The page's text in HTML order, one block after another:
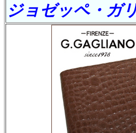
ジョゼッペ・ガ